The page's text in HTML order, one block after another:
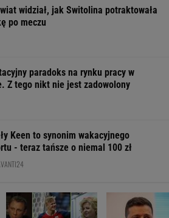
widział, jak Switolina potraktowała
po meczu
paradoks na rynku pracy w
Z tego nikt nie jest zadowolony
Keen to synonim wakacyjnego
- teraz tańsze o niemal 100 zł